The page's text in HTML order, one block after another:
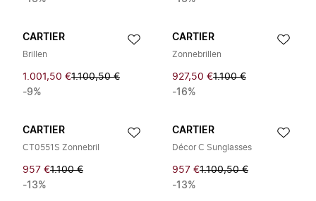
CARTIER
Brillen
1.001,50 €1.100,50 €
-9%
CARTIER
Zonnebrillen
927,50 €1.100 €
-16%
CARTIER
CT0551S Zonnebril
957 €1.100 €
-13%
CARTIER
Décor C Sunglasses
957 €1.100,50 €
-13%